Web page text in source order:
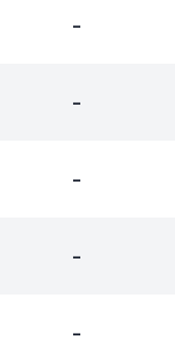
-
-
-
-
-